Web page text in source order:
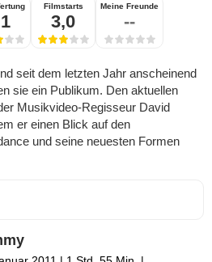
Filmstarts
3,0
Meine Freunde
--
seit dem letzten Jahr anscheinend
sie ein Publikum. Den aktuellen
Musikvideo-Regisseur David
er einen Blick auf den
und seine neuesten Formen